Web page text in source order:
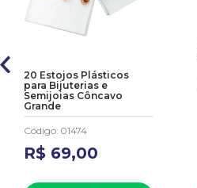
20 Estojos Plásticos
para Bijuterias e
Semijoias Côncavo
Grande
Código: 01474
R$ 69,00